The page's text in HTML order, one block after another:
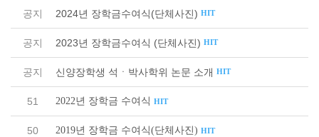
공지 2024년 장학금수여식(단체사진) HIT
공지 2023년 장학금수여식 (단체사진) HIT
공지 신양장학생 석ㆍ박사학위 논문 소개 HIT
51 2022년 장학금 수여식 HIT
50 2019년 장학금 수여식(단체사진) HIT